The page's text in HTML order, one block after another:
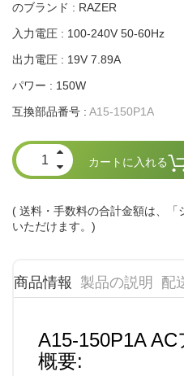
のブランド : RAZER
入力電圧 : 100-240V 50-60Hz
出力電圧 : 19V 7.89A
パワー : 150W
互換部品番号 : A15-150P1A
カートに入れる
( 送料・手数料の合計金額は、
いただけます。)
商品情報 製品の説明 配
A15-150P1A
概要: